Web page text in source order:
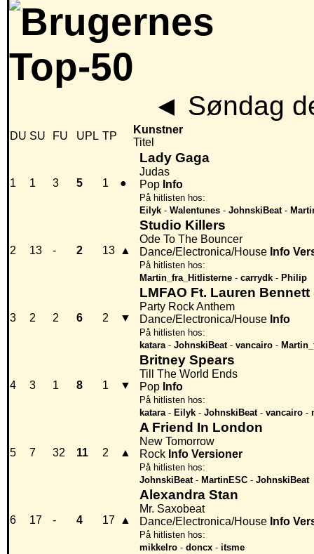
◄ Søndag
DU SU FU UPL TP
Kunstner
Titel
1 1 3 5 1 ●
Lady Gaga
Judas
Pop Info
På hitlisten hos:
Eilyk - Walentunes - JohnskiBeat-
2 13 - 2 13 ▲
Studio Killers
Ode To The Bouncer
Dance/Electronica/House Info
På hitlisten hos:
Martin_fra_Hitlisterne - carrydk - Philip
3 2 2 6 2 ▼
LMFAO Ft. Lauren
Party Rock Anthem
Dance/Electronica/House Info
På hitlisten hos:
katara- JohnskiBeat- vancairo -
4 3 1 8 1 ▼
Britney Spears
Till The World Ends
Pop Info
På hitlisten hos:
katara- Eilyk - JohnskiBeat- vancairo -
5 7 32 11 2 ▲
A Friend In London
New Tomorrow
Rock Info Versioner
På hitlisten hos:
JohnskiBeat- MartinESC - JohnskiBeat
6 17 - 4 17 ▲
Alexandra Stan
Mr. Saxobeat
Dance/Electronica/House Info
På hitlisten hos:
mikkelro - doncx - itsme